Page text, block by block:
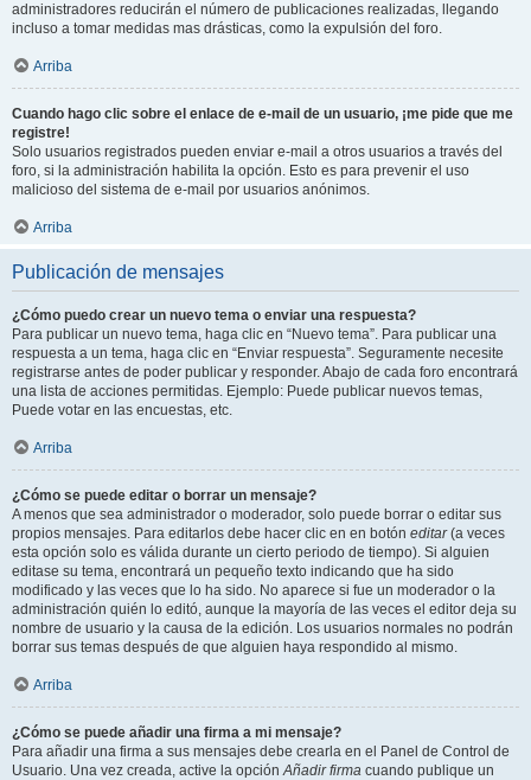
administradores reducirán el número de publicaciones realizadas, llegando
incluso a tomar medidas mas drásticas, como la expulsión del foro.
Arriba
Cuando hago clic sobre el enlace de e-mail de un usuario, ¡me pide que me
registre!
Solo usuarios registrados pueden enviar e-mail a otros usuarios a través del
foro, si la administración habilita la opción. Esto es para prevenir el uso
malicioso del sistema de e-mail por usuarios anónimos.
Arriba
Publicación de mensajes
¿Cómo puedo crear un nuevo tema o enviar una respuesta?
Para publicar un nuevo tema, haga clic en “Nuevo tema”. Para publicar una
respuesta a un tema, haga clic en “Enviar respuesta”. Seguramente necesite
registrarse antes de poder publicar y responder. Abajo de cada foro encontrará
una lista de acciones permitidas. Ejemplo: Puede publicar nuevos temas,
Puede votar en las encuestas, etc.
Arriba
¿Cómo se puede editar o borrar un mensaje?
A menos que sea administrador o moderador, solo puede borrar o editar sus
propios mensajes. Para editarlos debe hacer clic en en botón editar(a veces
esta opción solo es válida durante un cierto periodo de tiempo). Si alguien
editase su tema, encontrará un pequeño texto indicando que ha sido
modificado y las veces que lo ha sido. No aparece si fue un moderador o la
administración quién lo editó, aunque la mayoría de las veces el editor deja su
nombre de usuario y la causa de la edición. Los usuarios normales no podrán
borrar sus temas después de que alguien haya respondido al mismo.
Arriba
¿Cómo se puede añadir una firma a mi mensaje?
Para añadir una firma a sus mensajes debe crearla en el Panel de Control de
Usuario. Una vez creada, active la opciónAñadir firma cuando publique un